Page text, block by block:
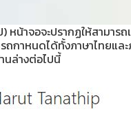
น้าจอจะปรากฏให้สาม
ถกาหนดได้ทั้งภาษาไทย
นล่างต่อไปนี้